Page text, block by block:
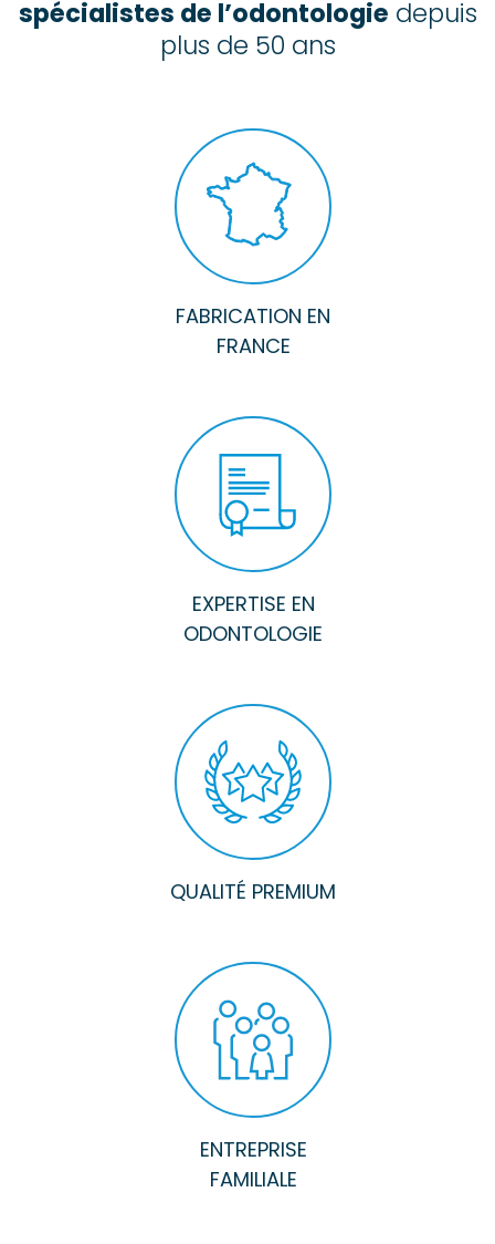
spécialistes de l’odontologie depuis
plus de 50 ans
FABRICATION EN
FRANCE
EXPERTISE EN
ODONTOLOGIE
QUALITÉ PREMIUM
ENTREPRISE
FAMILIALE